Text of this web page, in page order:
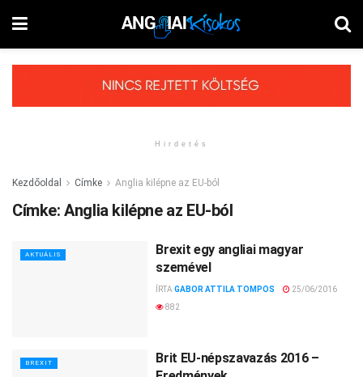
Hirdetés
Kezdőoldal Címke Anglia kilépne az EU-ból
Címke:Anglia kilépne az EU-ból
AKTUÁLIS
Brexit egy angliai magyar
szemével
ÍRTA GABOR ATTILA TOMPOS
25/06/2016
882
BREXIT
Brit EU-népszavazás 2016 –